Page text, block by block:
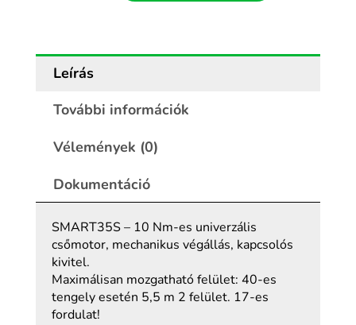
Leírás
További információk
Vélemények (0)
Dokumentáció
SMART35S – 10 Nm-es univerzális
csőmotor, mechanikus végállás, kapcsolós
kivitel.
Maximálisan mozgatható felület: 40-es
tengely esetén 5,5 m 2 felület. 17-es
fordulat!